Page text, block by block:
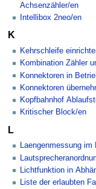
Achsenzähler/en
Intellibox 2neo/en
K
Kehrschleife
Kombination Zähler
Konnektoren in
Konnektoren
Kopfbahnhof
Kritischer Block/en
L
Laengenmessung im
Lichtfunktion in
Liste der erlaubten